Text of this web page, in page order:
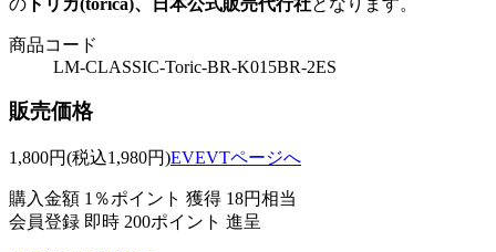
商品コード
LM-CLASSIC-Toric-BR-K015BR-2ES
販売価格
1,800円(税込1,980円)EVEVTページへ
購入金額 1％ポイント 獲得 18円相当
会員登録 即時 200ポイント 進呈